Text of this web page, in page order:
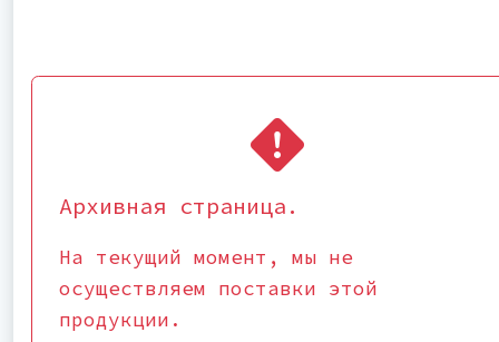
Архивная страница.
На текущий момент, мы не
осуществляем поставки этой
продукции.